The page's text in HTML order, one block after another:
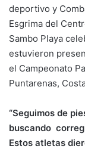
deportivo y
Esgrima del
Sambo Playa
estuvieron
el Campeonato
Puntarenas,
“Seguimos de
buscando
Estos atletas